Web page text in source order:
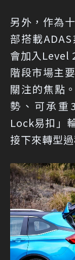
另外，作為
部搭載
會加入Level
階段市場主
關注的焦點
勢、可承重
Lock易扣」
接下來轉型